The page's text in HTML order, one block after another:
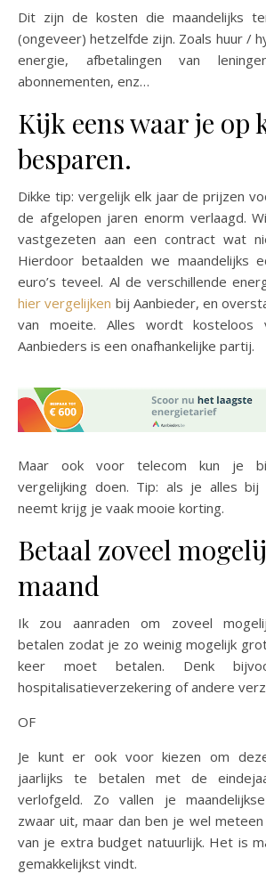
Dit zijn de kosten die maandelijks
(ongeveer) hetzelfde zijn. Zoals huur /
energie, afbetalingen van
abonnementen, enz…
Kijk eens waar je op
besparen.
Dikke tip: vergelijk elk jaar de prijzen
de afgelopen jaren enorm verlaagd.
vastgezeten aan een contract wat
Hierdoor betaalden we maandelijks
euro’s teveel. Al de verschillende
hier vergelijken bij Aanbieder, en
van moeite. Alles wordt kosteloos
Aanbieders is een onafhankelijke partij.
Maar ook voor telecom kun je
vergelijking doen. Tip: als je alles bij
neemt krijg je vaak mooie korting.
Betaal zoveel
maand
Ik zou aanraden om zoveel
betalen zodat je zo weinig mogelijk
keer moet betalen. Denk
hospitalisatieverzekering of andere
OF
Je kunt er ook voor kiezen om
jaarlijks te betalen met de
verlofgeld. Zo vallen je
zwaar uit, maar dan ben je wel
van je extra budget natuurlijk. Het is
gemakkelijkst vindt.